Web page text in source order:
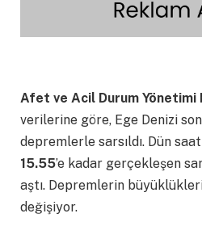
Afet ve Acil Durum Yönetimi
verilerine göre, Ege Denizi
depremlerle sarsıldı. Dün saat
15.55’e kadar gerçekleşen
aştı. Depremlerin
değişiyor.